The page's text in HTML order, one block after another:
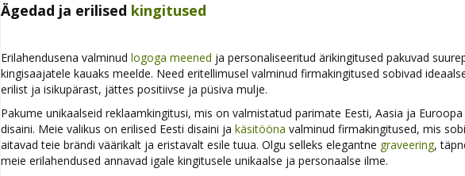
Ägedad ja erilised kingitused
Erilahendusena valminud logoga meened ja personaliseeritud ärikingitused pakuvad
kingisaajatele kauaks meelde. Need eritellimusel valminud firmakingitused sobivad
erilist ja isikupärast, jättes positiivse ja püsiva mulje.
Pakume unikaalseid reklaamkingitusi, mis on valmistatud parimate Eesti, Aasia ja
disaini. Meie valikus on erilised Eesti disaini ja käsitööna valminud firmakingitused, mis
aitavad teie brändi väärikalt ja eristavalt esile tuua. Olgu selleks elegantne graveering,
meie erilahendused annavad igale kingitusele unikaalse ja personaalse ilme.